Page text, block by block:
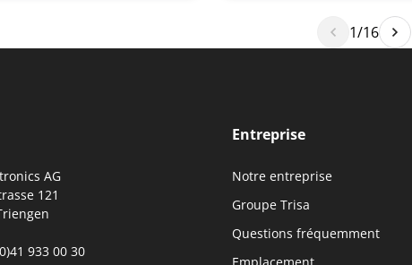
1/16
AG
121
933 00 30
Entreprise
Notre entreprise
Groupe Trisa
Questions fréquemment